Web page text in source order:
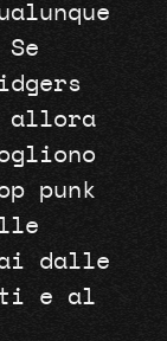
allora
punk
dalle
e al